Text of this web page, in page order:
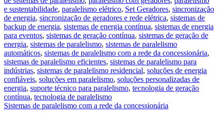
e sustentabilidade, paralelismo elétrico, Set Geradores, sincronização
de energia, sincronização de geradores e rede elétrica, sistemas de
backup de energia, sistemas de energia contínua, sistemas de energia
para eventos, sistemas de geração contínua, sistemas de geração de
energia, sistemas de paralelismo, sistemas de paralelismo
automáticos, sistemas de paralelismo com a rede da concessionária,
sistemas de paralelismo eficientes, sistemas de paralelismo para
indústrias, sistemas de paralelismo residencial, soluções de energia
confiáveis, soluções em paralelismo, soluções personalizadas de
energia, suporte técnico para paralelismo, tecnologia de geração
contínua, tecnologia de paralelismo
Sistemas de paralelismo com a rede da concessionária